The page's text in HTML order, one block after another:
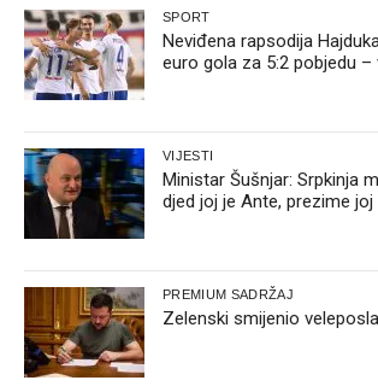
SPORT
Neviđena rapsodija
euro gola za 5:2 pobjedu –
VIJESTI
Ministar Šušnjar: Srpkinja
djed joj je Ante, prezime joj
PREMIUM SADRŽAJ
Zelenski smijenio